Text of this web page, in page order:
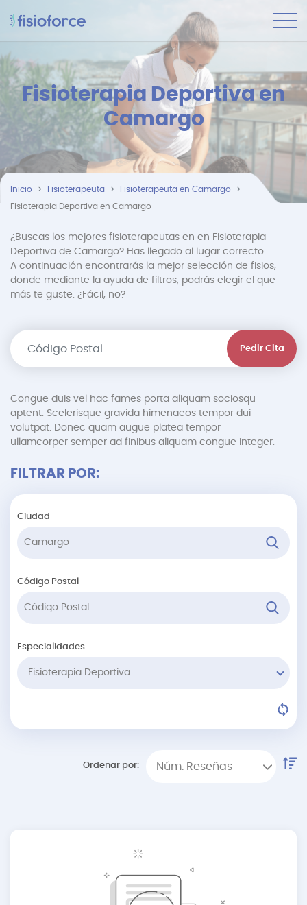
Fisioterapia Deportiva en
Camargo
Inicio Fisioterapeuta Fisioterapeuta en Camargo
Fisioterapia Deportiva en Camargo
¿Buscas los mejores fisioterapeutas en en Fisioterapia
Deportiva de Camargo? Has llegado al lugar correcto.
A continuación encontrarás la mejor selección de fisios,
donde mediante la ayuda de filtros, podrás elegir el que
más te guste. ¿Fácil, no?
Pedir Cita
Congue duis vel hac fames porta aliquam sociosqu
aptent. Scelerisque gravida himenaeos tempor dui
volutpat. Donec quam augue platea tempor
ullamcorper semper ad finibus aliquam congue integer.
FILTRAR POR:
Ciudad
Código Postal
Especialidades
Fisioterapia Deportiva
Ordenar por: Núm. Reseñas